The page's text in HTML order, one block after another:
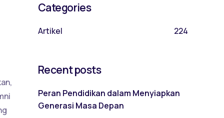
Categories
Artikel 224
Recent posts
Peran Pendidikan dalam Menyiapkan
Generasi Masa Depan